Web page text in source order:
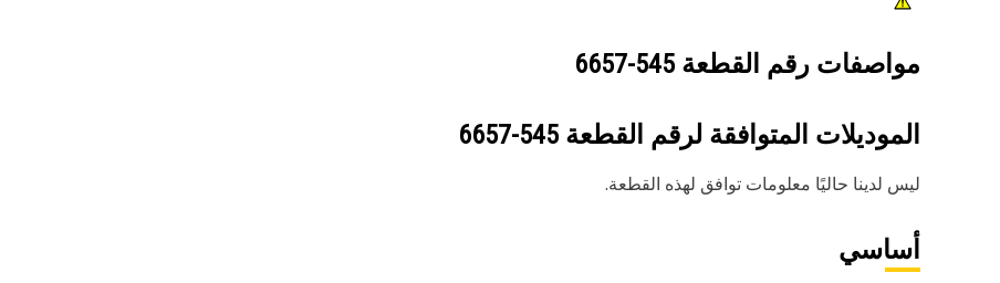
مواصفات رقم القطعة 545-6657
الموديلات المتوافقة لرقم القطعة 545-6657
ليس لدينا حاليًا معلومات توافق لهذه القطعة.
أساسي